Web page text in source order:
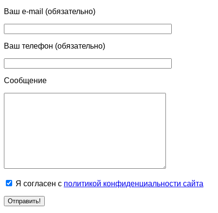
Ваш e-mail (обязательно)
Ваш телефон (обязательно)
Сообщение
Я согласен с политикой конфиденциальности сайта